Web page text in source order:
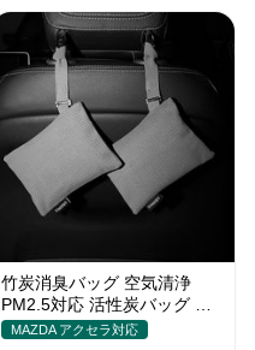
竹炭消臭バッグ 空気清浄
PM2.5対応 活性炭バッグ 消
臭 車用 デオドラント 繰り返
MAZDA アクセラ対応